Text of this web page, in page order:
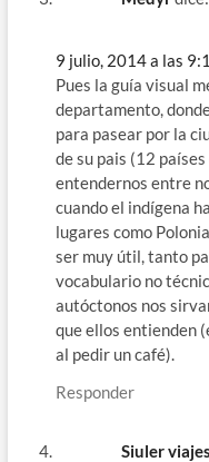
9 julio, 2014 a las
Pues la guía visual
departamento,
para pasear por la
de su pais (12
entendernos entre
cuando el indígena
lugares como
ser muy útil, tanto
vocabulario no
autóctonos nos
que ellos entienden
al pedir un café).
Responder
Siuler